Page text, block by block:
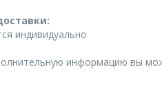
индивидуально
информацию вы